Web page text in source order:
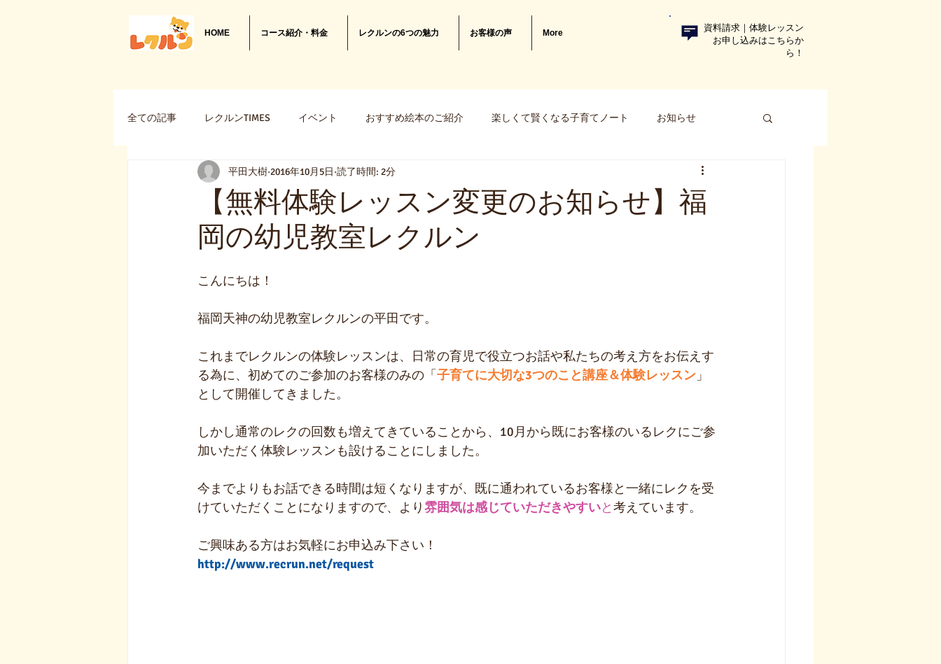
HOME コース紹介・料金 レクルンの6つの魅力 お客様の声 More
資料請求｜体験レッスン
お申し込みはこちらか
ら！​
全ての記事 レクルンTIMES イベント おすすめ絵本のご紹介 楽しくて賢くなる子育てノート お知らせ
新商品・新サービス Cfinder 知育おもちゃの作り方
【無料体験レッスン変更のお知らせ】福
岡の幼児教室レクルン
平田大樹 2016年10月5日 読了時間: 2分
こんにちは！
福岡天神の幼児教室レクルンの平田です。
これまでレクルンの体験レッスンは、日常の育児で役立つお話や私たちの考え方をお伝えす
る為に、初めてのご参加のお客様のみの「 子育てに大切な3つのこと講座＆体験レッスン 」
として開催してきました。
しかし通常のレクの回数も増えてきていることから、10月から既にお客様のいるレクにご参
加いただく体験レッスンも設けることにしました。
今までよりもお話できる時間は短くなりますが、既に通われているお客様と一緒にレクを受
けていただくことになりますので、より雰囲気は感じていただきやすいと考えています。
ご興味ある方はお気軽にお申込み下さい！
http://www.recrun.net/request